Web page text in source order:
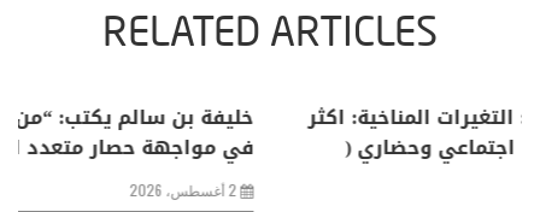
RELATED ARTICLES
منذر بالضيافي يكتب حول: التغيرات المناخية: اكثر
من ظاهرة طبيعية .. تحول اجتماعي وحضاري (